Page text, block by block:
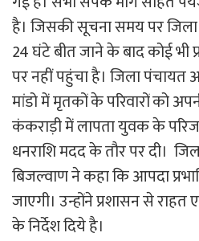
है। जिसकी सूचना समय पर
24 घंटे बीत जाने के बाद कोई भी
पर नहीं पहुंचा है। जिला पंचायत
मांडो में मृतकों के परिवारों को
कंकराड़ी में लापता युवक के
धनराशि मदद के तौर पर दी।
बिजल्वाण ने कहा कि आपदा
जाएगी। उन्होंने प्रशासन से
के निर्देश दिये है।